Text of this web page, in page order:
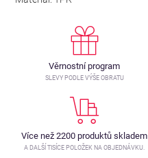
Věrnostní program
SLEVY PODLE VÝŠE OBRATU
Více než 2200 produktů skladem
A DALŠÍ TISÍCE POLOŽEK NA OBJEDNÁVKU.